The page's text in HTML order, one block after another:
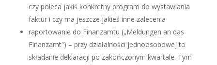
czy poleca jakiś konkretny program do wystawiania
faktur i czy ma jeszcze jakieś inne zalecenia
raportowanie do Finanzamtu („Meldungen an das
Finanzamt“) – przy działalności jednoosobowej to
składanie deklaracji po zakończonym kwartale. Tym